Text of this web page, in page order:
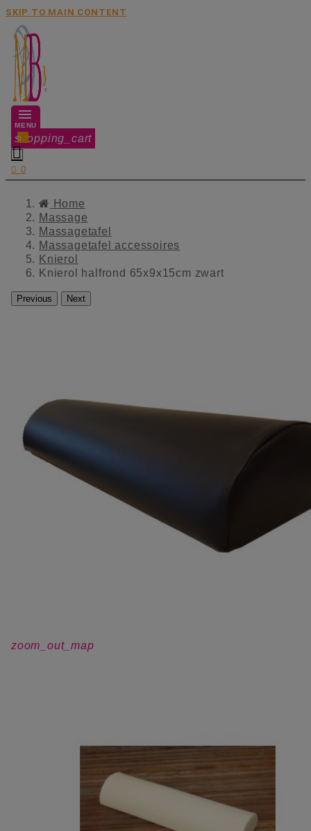
SKIP TO MAIN CONTENT
MENU
shopping_cart
0

 0
Home
Massage
Massagetafel
Massagetafel accessoires
Knierol
Knierol halfrond 65x9x15cm zwart
Previous Next
zoom_out_map